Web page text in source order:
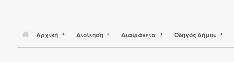
Αρχική Διοίκηση Διαφάνεια Οδηγός Δήμου